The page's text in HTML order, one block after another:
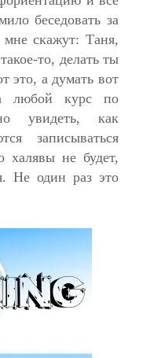
беседовать за
скажут: Таня,
то, делать ты
это, а думать вот
любой курс по
увидеть, как
записываться
халявы не будет,
Не один раз это